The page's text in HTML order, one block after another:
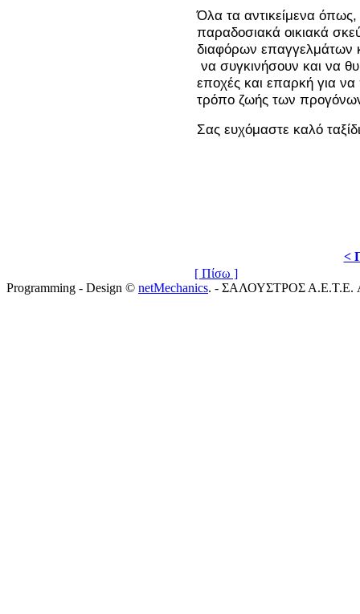
Όλα τα αντικείμενα όπως,
παραδοσιακά οικιακά
διαφόρων επαγγελμάτων
να συγκινήσουν και να
εποχές και επαρκή για να
τρόπο ζωής των
Σας ευχόμαστε καλό
<
[ Πίσω ]
Programming - Design © netMechanics. - ΣΑΛΟΥΣΤΡΟΣ Α.Ε.Τ.Ε.